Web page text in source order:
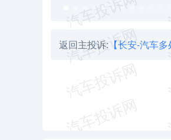
返回主投诉: 【长安-汽车